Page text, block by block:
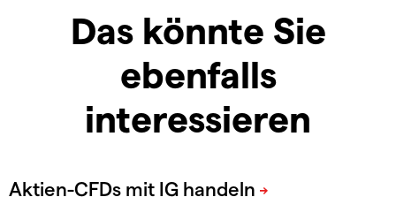
Das könnte Sie
ebenfalls
interessieren